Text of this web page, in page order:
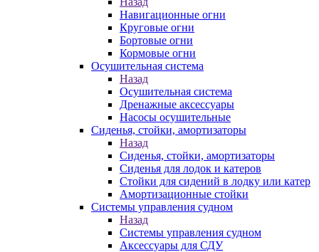
Навигационные огни
Круговые огни
Бортовые огни
Кормовые огни
Осушительная система
Назад
Осушительная система
Дренажные аксессуары
Насосы осушительные
Сиденья, стойки, амортизаторы
Назад
Сиденья, стойки, амортизаторы
Сиденья для лодок и катеров
Стойки для сидений в лодку или катер
Амортизационные стойки
Системы управления судном
Назад
Системы управления судном
Аксессуары для СДУ